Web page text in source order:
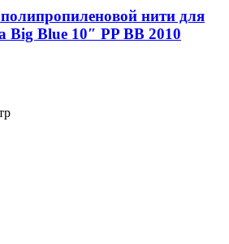
нити для
Big Blue 10″ PP BB 2010